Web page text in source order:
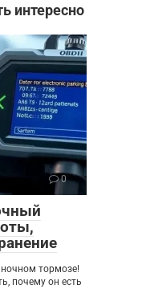
интересно
0
тормозе!
почему он есть